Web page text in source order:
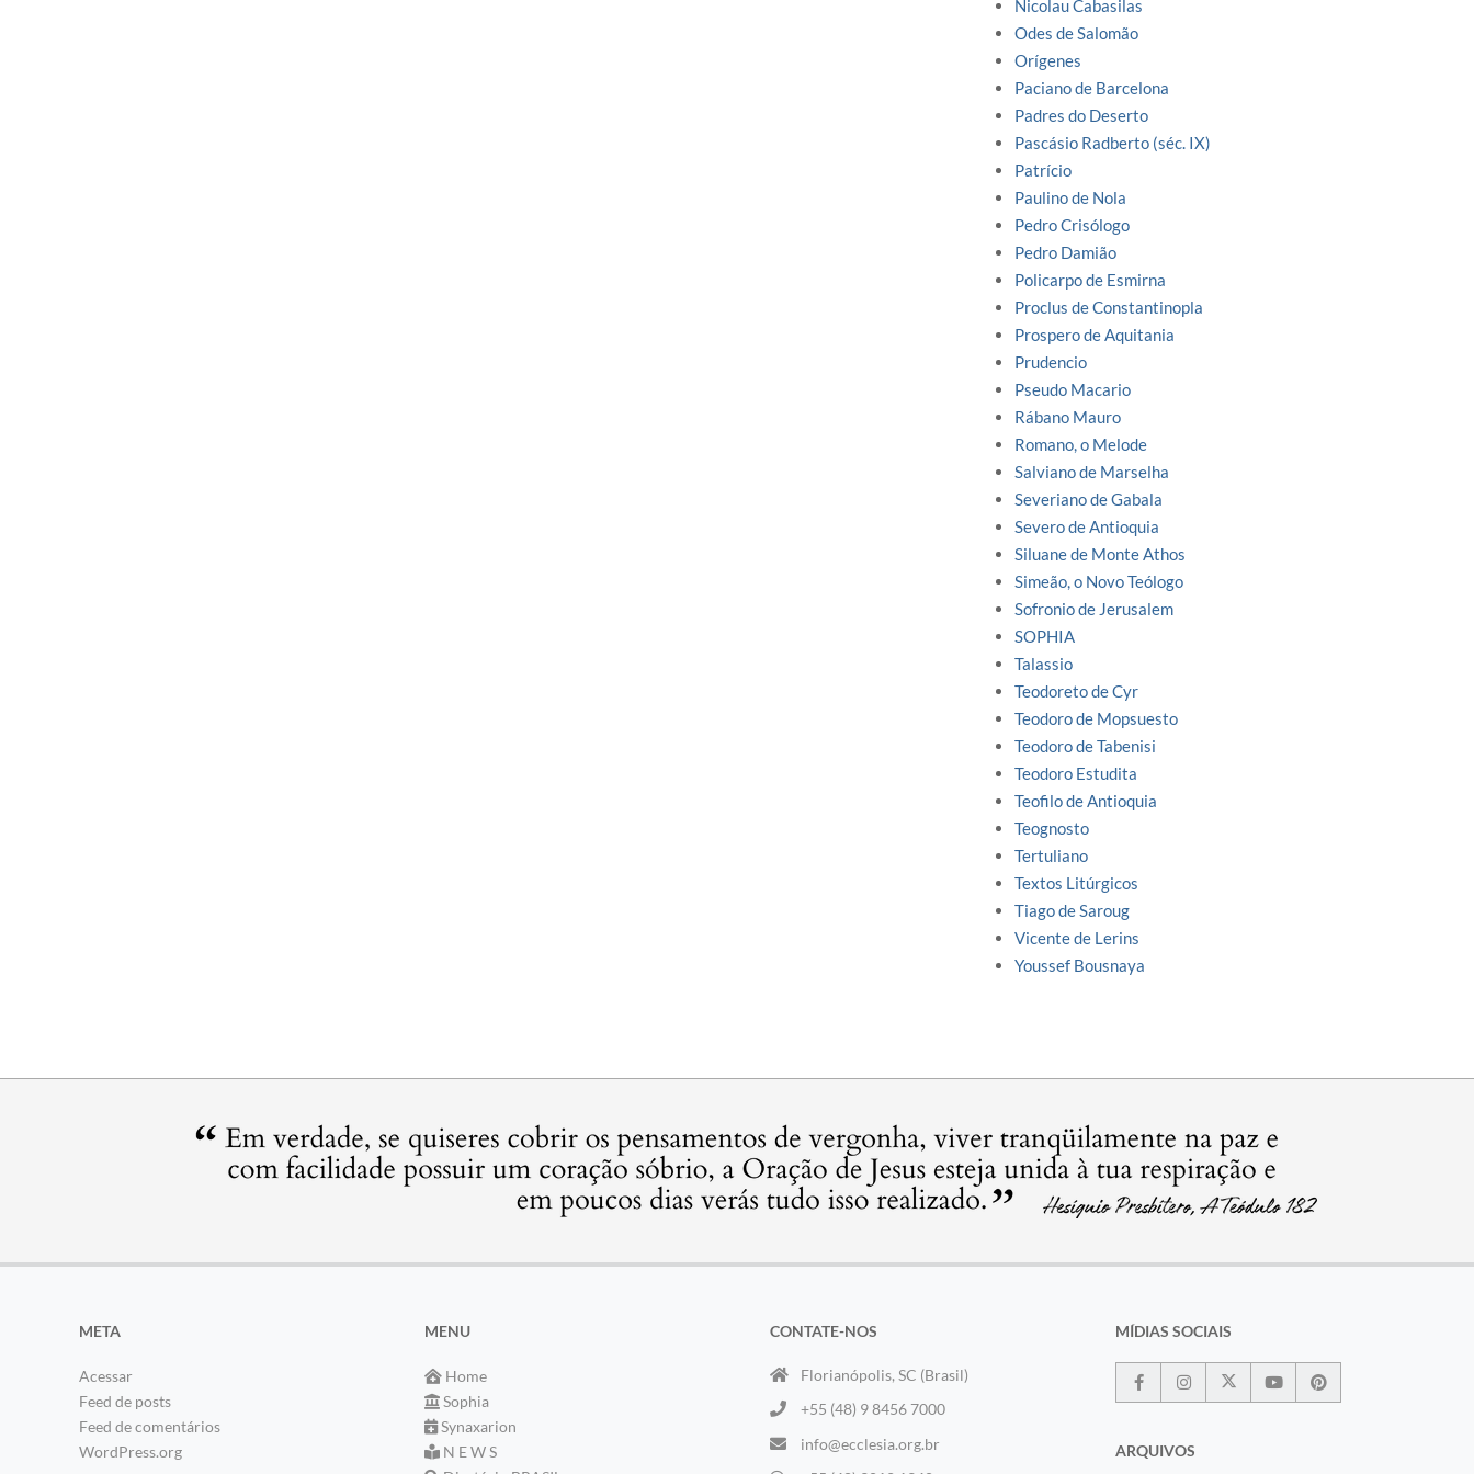
Nicolau Cabasilas
Odes de Salomão
Orígenes
Paciano de Barcelona
Padres do Deserto
Pascásio Radberto (séc. IX)
Patrício
Paulino de Nola
Pedro Crisólogo
Pedro Damião
Policarpo de Esmirna
Proclus de Constantinopla
Prospero de Aquitania
Prudencio
Pseudo Macario
Rábano Mauro
Romano, o Melode
Salviano de Marselha
Severiano de Gabala
Severo de Antioquia
Siluane de Monte Athos
Simeão, o Novo Teólogo
Sofronio de Jerusalem
SOPHIA
Talassio
Teodoreto de Cyr
Teodoro de Mopsuesto
Teodoro de Tabenisi
Teodoro Estudita
Teofilo de Antioquia
Teognosto
Tertuliano
Textos Litúrgicos
Tiago de Saroug
Vicente de Lerins
Youssef Bousnaya
META
Acessar
Feed de posts
Feed de comentários
WordPress.org
MENU
Home
Sophia
Synaxarion
N E W S
CONTATE-NOS
Florianópolis, SC (Brasil)
+55 (48) 9 8456 7000
info@ecclesia.org.br
MÍDIAS SOCIAIS
ARQUIVOS